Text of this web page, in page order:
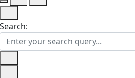
Search: